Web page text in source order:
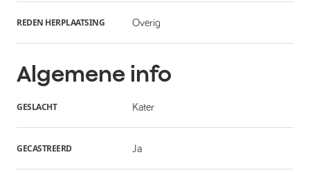
REDEN HERPLAATSING Overig
Algemene info
GESLACHT Kater
GECASTREERD Ja